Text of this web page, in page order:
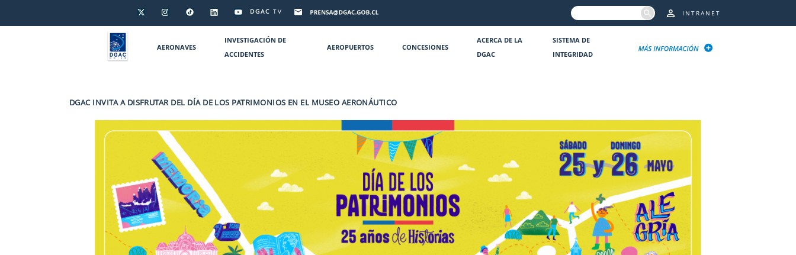
DGAC TV INTRANET
AERONAVES
INVESTIGACIÓN DE
ACCIDENTES
AEROPUERTOS CONCESIONES
ACERCA DE LA
DGAC
SISTEMA DE
INTEGRIDAD
DGAC INVITA A DISFRUTAR DEL DÍA DE LOS PATRIMONIOS EN EL MUSEO AERONÁUTICO